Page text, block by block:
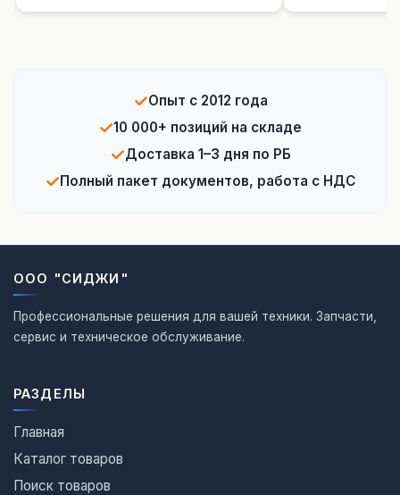
✓Опыт с 2012 года
✓10 000+ позиций на складе
✓Доставка 1–3 дня по РБ
✓Полный пакет документов, работа с НДС
ООО "СИДЖИ"
Профессиональные решения для вашей техники. Запчасти,
сервис и техническое обслуживание.
РАЗДЕЛЫ
Главная
Каталог товаров
Поиск товаров